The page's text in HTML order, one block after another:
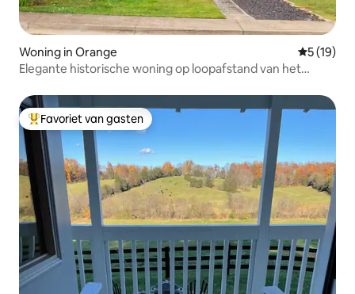
Woning in Orange
5 (19)
Elegante historische woning op loopafstand van het
Topfavoriet van gasten
Favoriet van gasten